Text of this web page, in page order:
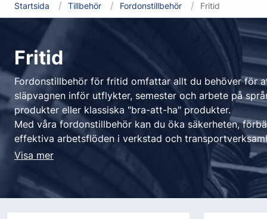
Däck Gå till Däck
Personbil
C-däck
Sommardäck
Dubbdäck
Friktionsdäck
Lastbil
Lastbil Nydäck
Lastbil Regummerade
Industridäck
Luftdäck
MC & Scooter
Fälgar Gå till Fälgar
Aluminiumfälgar Stålfälgar
Slang Gå till Slang
Slangar
Personbil
MC
Mousse
Tillbehör Gå till Tillbehör
Reparationsmaterial
Innerliner sealer
Kappor
Reparationsplugg
Ruggvätska
Slanglappar
Vulkcement
Vulkgummi
Dubb
Däckkritor
Däckpåsar
Monterings-
Penslar
Lim & Tätning
Startsida Tillbehör Fordonstillbehör Fritid
Fritid
Fordonstillbehör för fritid omfattar allt du behöver för
släpvagnen inför utflykter, semester och arbete på
produkter eller klassiska "bra-att-ha" produkter.
Med våra fordonstillbehör kan du öka säkerheten,
effektiva arbetsflöden i verkstad och
tillgänglighet och pålitlig kvalitet gör Kransens Gummi
fordonstillbehör för fritid.
Visa mer